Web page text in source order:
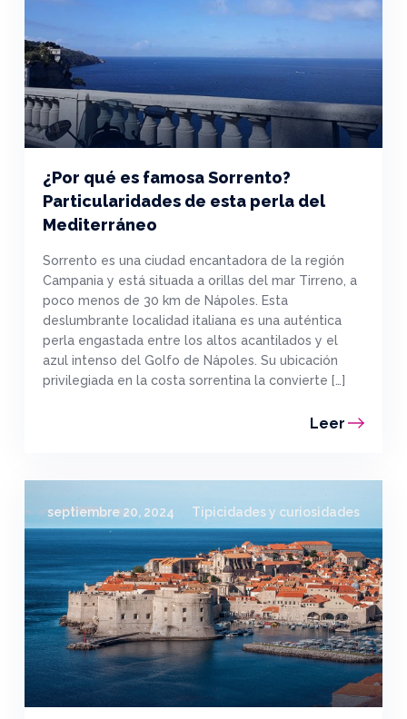
¿Por qué es famosa Sorrento?
Particularidades de esta perla del
Mediterráneo
Sorrento es una ciudad encantadora de la región
Campania y está situada a orillas del mar Tirreno, a
poco menos de 30 km de Nápoles. Esta
deslumbrante localidad italiana es una auténtica
perla engastada entre los altos acantilados y el
azul intenso del Golfo de Nápoles. Su ubicación
privilegiada en la costa sorrentina la convierte […]
Leer
septiembre 20, 2024 Tipicidades y curiosidades